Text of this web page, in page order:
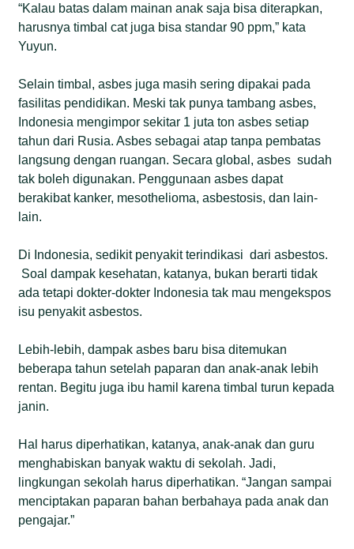
“Kalau batas dalam mainan anak saja bisa diterapkan,
harusnya timbal cat juga bisa standar 90 ppm,” kata
Yuyun.
Selain timbal, asbes juga masih sering dipakai pada
fasilitas pendidikan. Meski tak punya tambang asbes,
Indonesia mengimpor sekitar 1 juta ton asbes setiap
tahun dari Rusia. Asbes sebagai atap tanpa pembatas
langsung dengan ruangan. Secara global, asbes sudah
tak boleh digunakan. Penggunaan asbes dapat
berakibat kanker, mesothelioma, asbestosis, dan lain-
lain.
Di Indonesia, sedikit penyakit terindikasi dari asbestos.
Soal dampak kesehatan, katanya, bukan berarti tidak
ada tetapi dokter-dokter Indonesia tak mau mengekspos
isu penyakit asbestos.
Lebih-lebih, dampak asbes baru bisa ditemukan
beberapa tahun setelah paparan dan anak-anak lebih
rentan. Begitu juga ibu hamil karena timbal turun kepada
janin.
Hal harus diperhatikan, katanya, anak-anak dan guru
menghabiskan banyak waktu di sekolah. Jadi,
lingkungan sekolah harus diperhatikan. “Jangan sampai
menciptakan paparan bahan berbahaya pada anak dan
pengajar.”